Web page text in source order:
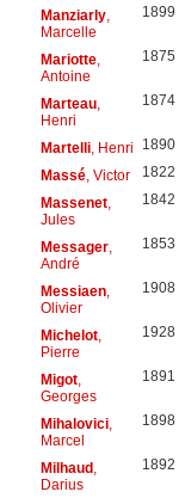
Manziarly,
Marcelle
1899
Mariotte,
Antoine
1875
Marteau,
Henri
1874
Martelli, Henri 1890
Massé, Victor 1822
Massenet,
Jules
1842
Messager,
André
1853
Messiaen,
Olivier
1908
Michelot,
Pierre
1928
Migot,
Georges
1891
Mihalovici,
Marcel
1898
Milhaud,
Darius
1892